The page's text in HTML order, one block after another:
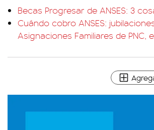
Becas Progresar de ANSES: 3
Cuándo cobro ANSES:
Asignaciones Familiares de PNC,